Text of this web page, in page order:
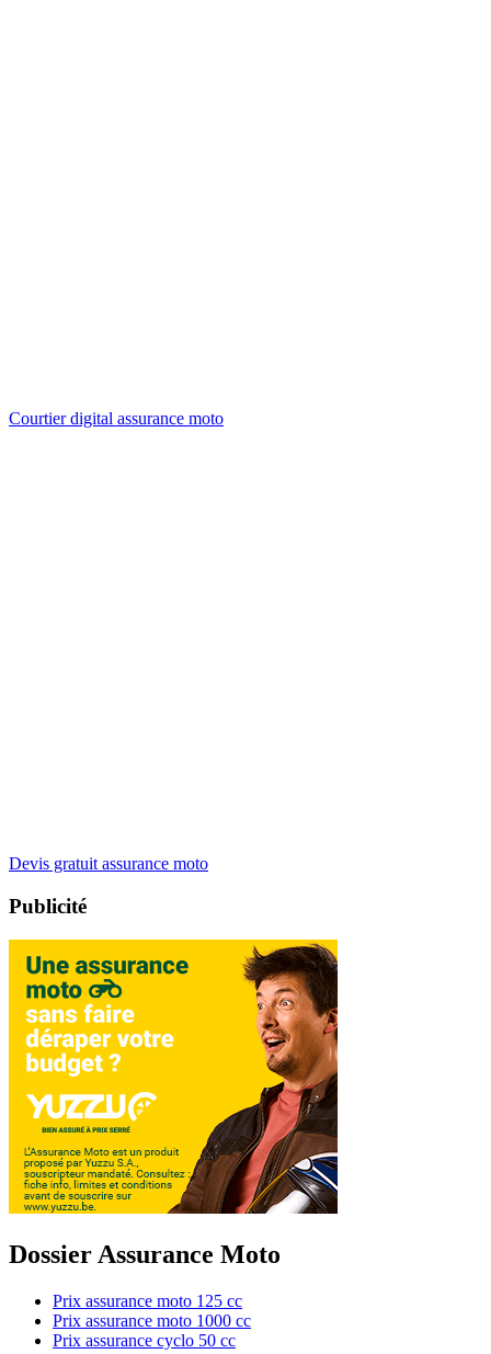
Courtier digital assurance moto
Devis gratuit assurance moto
Publicité
Dossier Assurance Moto
Prix assurance moto 125 cc
Prix assurance moto 1000 cc
Prix assurance cyclo 50 cc